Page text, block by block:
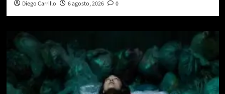
Diego Carrillo 6 agosto, 2026 0